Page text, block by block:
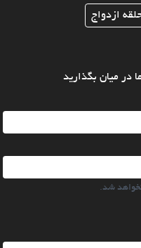
ازدواج
در میان بگذارید
شد.